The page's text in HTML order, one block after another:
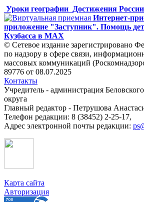
Уроки географии Достижения России
Интернет-
приложение "Заступник". Помощь
Кузбасса в MAX
© Сетевое издание зарегистрировано
по надзору в сфере связи,
массовых коммуникаций
89776 от 08.07.2025
Контакты
Учредитель - администрация
округа
Главный редактор - Петрушова
Телефон редакции: 8 (38452) 2-25-17,
Адрес электронной почты редакции:
Карта сайта
Авторизация